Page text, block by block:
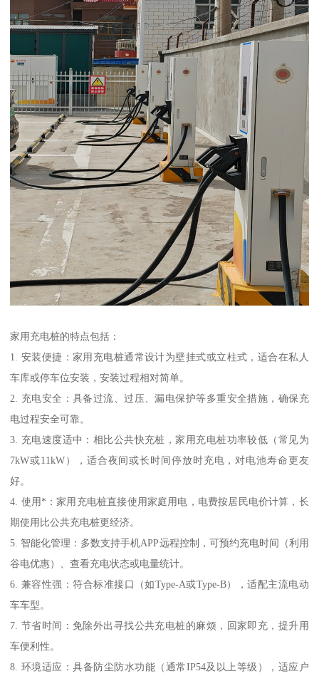
家用充电桩的特点包括：
1. 安装便捷：家用充电桩通常设计为壁挂式或立柱式，适合在私人
车库或停车位安装，安装过程相对简单。
2. 充电安全：具备过流、过压、漏电保护等多重安全措施，确保充
电过程安全可靠。
3. 充电速度适中：相比公共快充桩，家用充电桩功率较低（常见为
7kW或11kW），适合夜间或长时间停放时充电，对电池寿命更友
好。
4. 使用*：家用充电桩直接使用家庭用电，电费按居民电价计算，长
期使用比公共充电桩更经济。
5. 智能化管理：多数支持手机APP远程控制，可预约充电时间（利用
谷电优惠）、查看充电状态或电量统计。
6. 兼容性强：符合标准接口（如Type-A或Type-B），适配主流电动
车车型。
7. 节省时间：免除外出寻找公共充电桩的麻烦，回家即充，提升用
车便利性。
8. 环境适应：具备防尘防水功能（通常IP54及以上等级），适应户